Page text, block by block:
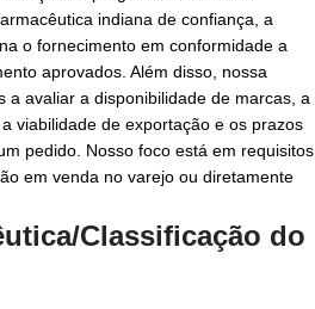
indiana de confiança, a
o fornecimento em conformidade a
aprovados. Além disso, nossa
a avaliar a disponibilidade de marcas, a
viabilidade de exportação e os prazos
pedido. Nosso foco está em requisitos
em venda no varejo ou diretamente
Classificação do